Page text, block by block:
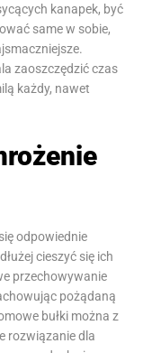
kanapek, być
same w sobie,
zaoszczędzić czas
każdy, nawet
odpowiednie
cieszyć się ich
przechowywanie
pożądaną
bułki można z
rozwiązanie dla